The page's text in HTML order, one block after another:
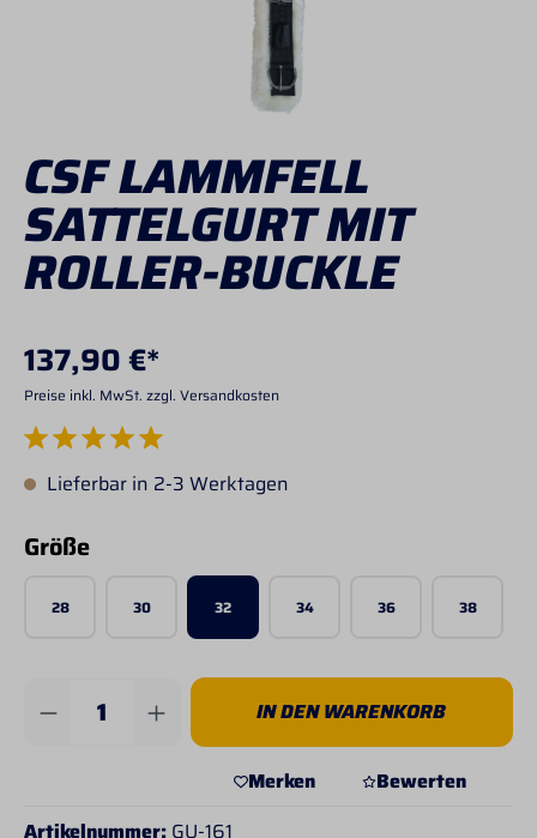
CSF LAMMFELL
SATTELGURT MIT
ROLLER-BUCKLE
137,90 €*
Preise inkl. MwSt. zzgl. Versandkosten
Durchschnittliche Bewertung von 5 von 5 Sternen
Lieferbar in 2-3 Werktagen
Größeauswählen
28 30 32 34 36 38
Produkt Anzahl: Gib den gewünschten
IN DEN WARENKORB
Merken
Bewerten
Artikelnummer: GU-161